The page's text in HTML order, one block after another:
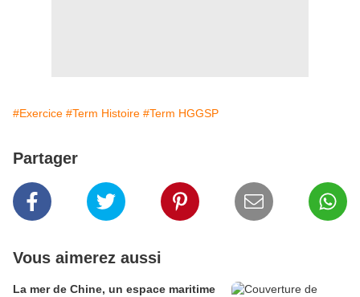
#Exercice #Term Histoire #Term HGGSP
Partager
Vous aimerez aussi
La mer de Chine, un espace maritime